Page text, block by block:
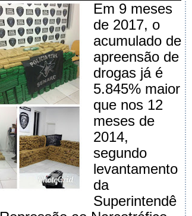
Em 9 meses
de 2017, o
acumulado de
apreensão de
drogas já é
5.845% maior
que nos 12
meses de
2014,
segundo
levantamento
da
Superintendê